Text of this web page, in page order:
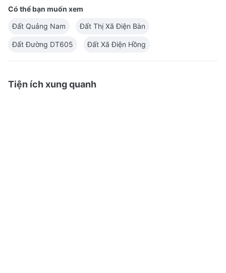
Có thể bạn muốn xem
Đất Quảng Nam
Đất Thị Xã Điện Bàn
Đất Đường DT605 Đất Xã Điện Hồng
Tiện ích xung quanh